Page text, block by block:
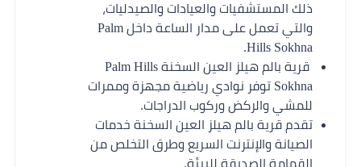
ذلك المستشفيات والعيادات والصيدليات،
والتي تعمل على مدار الساعة داخل Palm
Hills Sokhna.
قرية بالم هيلز العين السخنة Palm Hills
Sokhna توفر نوادي رياضية مجهزة وممرات
للمشي والركض وركوب الدراجات.
تقدم قرية بالم هيلز العين السخنة خدمات
الصيانة والإنترنت السريع وطرق التخلص من
القمامة الصديقة للبيئة.